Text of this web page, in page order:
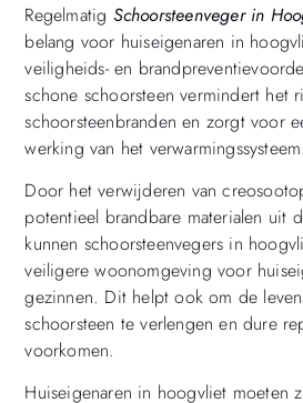
Regelmatig Schoorsteenveger in
belang voor huiseigenaren in
veiligheids- en
schone schoorsteen vermindert het
schoorsteenbranden en zorgt voor
werking van het verwarmingssysteem.
Door het verwijderen van
potentieel brandbare materialen uit
kunnen schoorsteenvegers in
veiligere woonomgeving voor
gezinnen. Dit helpt ook om de
schoorsteen te verlengen en dure
voorkomen.
Huiseigenaren in hoogvliet moeten